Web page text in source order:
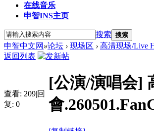
在线音乐
申智INS主页
搜索 搜索
申智中文网 »论坛 › 现场区 › 高清现场/Live
返回列表
查看: 209|回
复: 0
[公演/演唱会]
會